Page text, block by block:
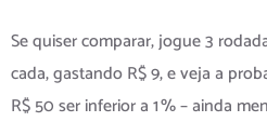
Se quiser comparar, jogue 3
cada, gastando R$ 9, e veja a
R$ 50 ser inferior a 1 % – ainda